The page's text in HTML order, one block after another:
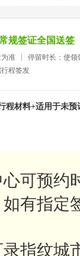
规签证全国送签
准
停留时长：使领
程签发
程材料+适用于未
可预约
有指定
指纹城